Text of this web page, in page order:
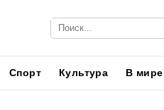
Спорт Культура В мире